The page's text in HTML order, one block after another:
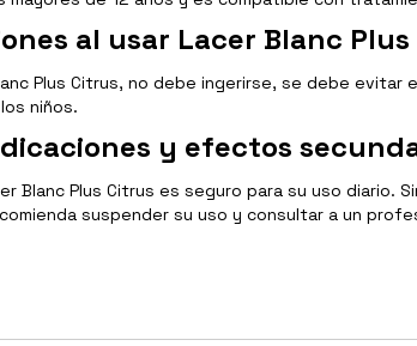
al usar Lacer Blanc
Plus Citrus, no debe ingerirse, se debe
niños.
y efectos
Blanc Plus Citrus es seguro para su uso diario.
suspender su uso y consultar a un